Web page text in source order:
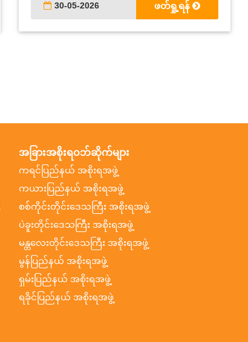
30-05-2026 ဖတ်ရှု့ရန်
အခြားအစိုးရဝဘ်ဆိုက်များ
ကရင်ပြည်နယ် အစိုးရအဖွဲ့
ကယားပြည်နယ် အစိုးရအဖွဲ့
စစ်ကိုင်းတိုင်းဒေသကြီး အစိုးရအဖွဲ့
ပဲခူးတိုင်းဒေသကြီး အစိုးရအဖွဲ့
မန္တလေးတိုင်းဒေသကြီး အစိုးရအဖွဲ့
မွန်ပြည်နယ် အစိုးရအဖွဲ့
ရှမ်းပြည်နယ် အစိုးရအဖွဲ့
ရခိုင်ပြည်နယ် အစိုးရအဖွဲ့